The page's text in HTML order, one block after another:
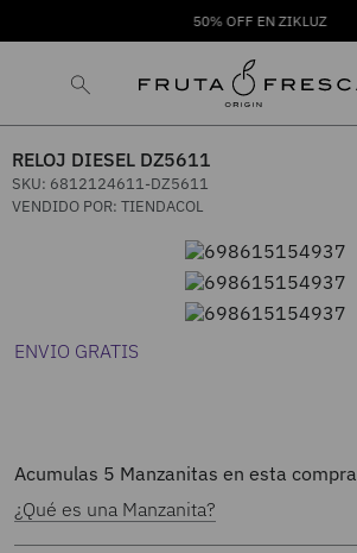
50% OFF EN ZIKLUZ
RELOJ DIESEL DZ5611
SKU: 6812124611-DZ5611
VENDIDO POR: TIENDACOL
ENVIO GRATIS
Acumulas 5 Manzanitas en esta compra
¿Qué es una Manzanita?